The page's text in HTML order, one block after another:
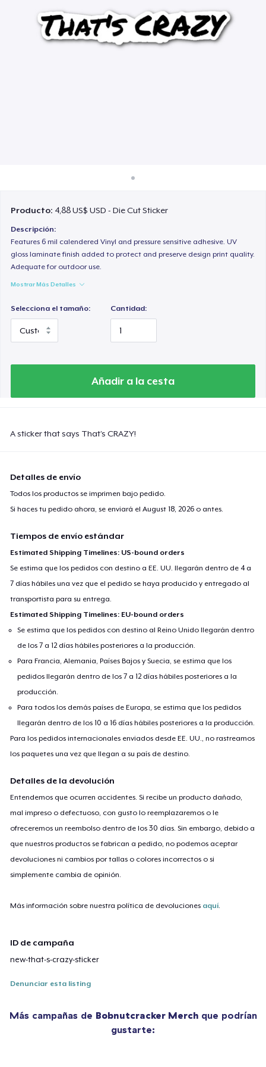
Venda en todas partes
Producto: 4,88 US$ USD - Die Cut Sticker
Descripción:
Features 6 mil calendered Vinyl and pressure sensitive adhesive. UV
gloss laminate finish added to protect and preserve design print quality.
Adequate for outdoor use.
Mostrar Más Detalles
Selecciona el tamaño: Cantidad:
Añadir a la cesta
A sticker that says That’s CRAZY!
Detalles de envío
Todos los productos se imprimen bajo pedido.
Si haces tu pedido ahora, se enviará elAugust 18, 2026 o antes.
Tiempos de envío estándar
Estimated Shipping Timelines: US-bound orders
Se estima que los pedidos con destino a EE. UU. llegarán dentro de 4 a
7 días hábiles una vez que el pedido se haya producido y entregado al
transportista para su entrega.
Estimated Shipping Timelines: EU-bound orders
Se estima que los pedidos con destino al Reino Unido llegarán dentro
de los 7 a 12 días hábiles posteriores a la producción.
Para Francia, Alemania, Países Bajos y Suecia, se estima que los
pedidos llegarán dentro de los 7 a 12 días hábiles posteriores a la
producción.
Para todos los demás países de Europa, se estima que los pedidos
llegarán dentro de los 10 a 16 días hábiles posteriores a la producción.
Para los pedidos internacionales enviados desde EE. UU., no rastreamos
los paquetes una vez que llegan a su país de destino.
Detalles de la devolución
Entendemos que ocurren accidentes. Si recibe un producto dañado,
mal impreso o defectuoso, con gusto lo reemplazaremos o le
ofreceremos un reembolso dentro de los 30 días. Sin embargo, debido a
que nuestros productos se fabrican a pedido, no podemos aceptar
devoluciones ni cambios por tallas o colores incorrectos o si
simplemente cambia de opinión.
Más información sobre nuestra política de devoluciones aquí
ID de campaña
new-that-s-crazy-sticker
Denunciar esta listing
Más campañas de Bobnutcracker Merch que podrían
gustarte: